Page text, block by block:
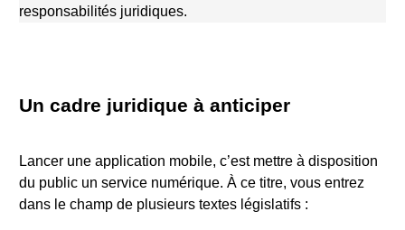
responsabilités juridiques.
Un cadre juridique à anticiper
Lancer une application mobile, c’est mettre à disposition
du public un service numérique. À ce titre, vous entrez
dans le champ de plusieurs textes législatifs :